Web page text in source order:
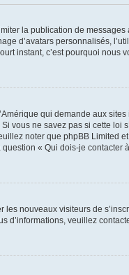
la publication de
d’avatars personnalisés,
instant, c’est pourquoi nous
qui demande aux
vous ne savez pas si cette
noter que phpBB Limited
« Qui dois-je contacter
nouveaux visiteurs de
d’informations, veuillez